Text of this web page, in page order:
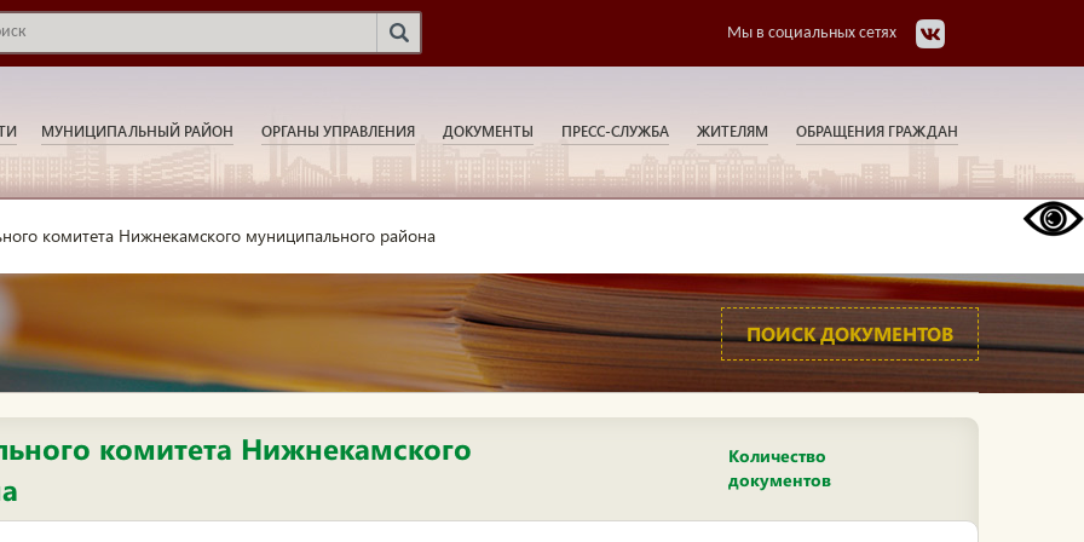
Мы в социальных сетях
МУНИЦИПАЛЬНЫЙ РАЙОН ОРГАНЫ УПРАВЛЕНИЯ ДОКУМЕНТЫ ПРЕСС-СЛУЖБА ЖИТЕЛЯМ ОБРАЩЕНИЯ ГРАЖДАН
комитета Нижнекамского муниципального района
ПОИСК ДОКУМЕНТОВ
комитета Нижнекамского
Количество
документов